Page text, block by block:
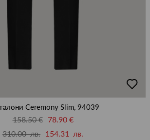
в
Ceremony Slim, 94039
158.50 €
78.90 €
310.00 лв. 154.31 лв.